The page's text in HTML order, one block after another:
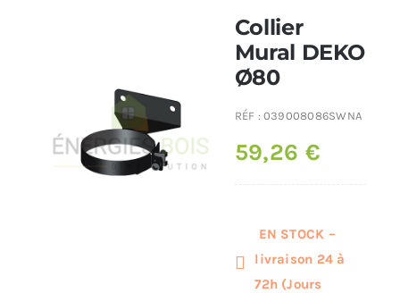
Conduit de fumées
Collier
Mural DEKO
Ø80
RÉF :039008086SWNA
59,26€
EN STOCK –
livraison 24 à
72h (Jours